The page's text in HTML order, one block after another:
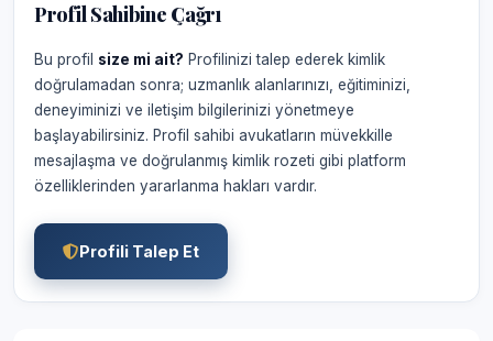
Profil Sahibine Çağrı
Bu profil size mi ait? Profilinizi talep ederek kimlik
doğrulamadan sonra; uzmanlık alanlarınızı, eğitiminizi,
deneyiminizi ve iletişim bilgilerinizi yönetmeye
başlayabilirsiniz. Profil sahibi avukatların müvekkille
mesajlaşma ve doğrulanmış kimlik rozeti gibi platform
özelliklerinden yararlanma hakları vardır.
Profili Talep Et